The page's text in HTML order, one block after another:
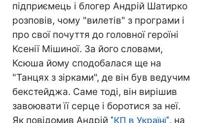
підприємець і блогер Андрій Шатирко
розповів, чому "вилетів" з програми і
про свої почуття до головної героїні
Ксенії Мішиної. За його словами,
Ксюша йому сподобалася ще на
"Танцях з зірками", де він був ведучим
бекстейджа. Саме тоді, він вирішив
завоювати її серце і боротися за неї.
Як повідомив Андрій "КП в Україні", на